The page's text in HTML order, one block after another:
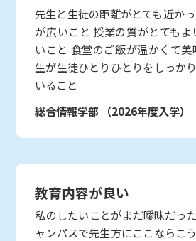
先生と生徒の距離がとても近か
が広いこと 授業の質がとても
いこと 食堂のご飯が温かくて
生が生徒ひとりひとりをしっか
いること
総合情報学部
（2026年度入学）
教育内容が良い
私のしたいことがまだ曖昧だっ
ャンパスで先生方にここならこ